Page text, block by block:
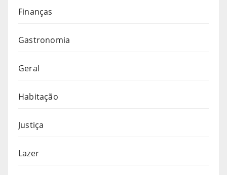
Finanças
Gastronomia
Geral
Habitação
Justiça
Lazer